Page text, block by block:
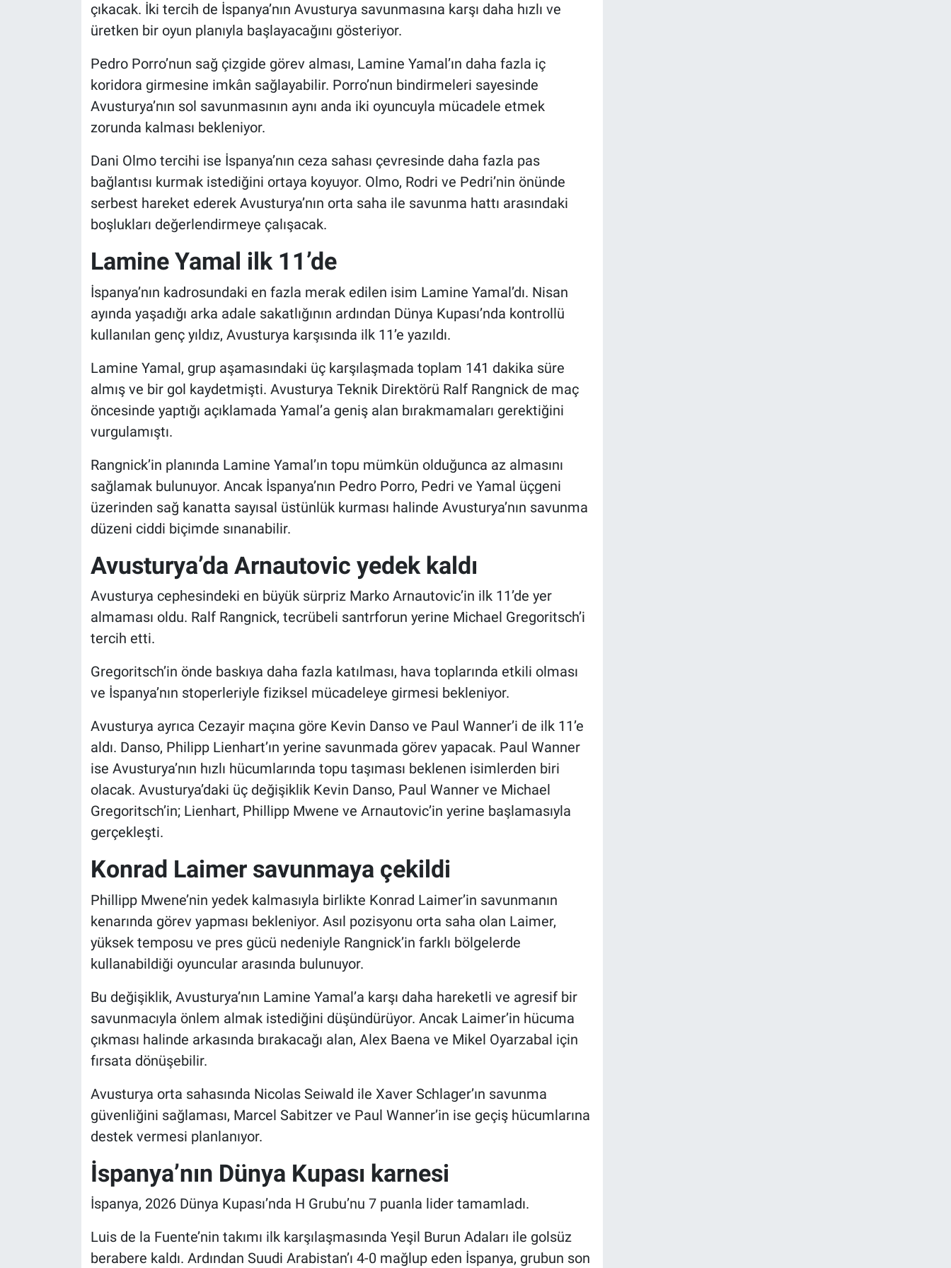
çıkacak. İki tercih de İspanya’nın Avusturya savunmasına karşı daha hızlı ve
üretken bir oyun planıyla başlayacağını gösteriyor.
Pedro Porro’nun sağ çizgide görev alması, Lamine Yamal’ın daha fazla iç
koridora girmesine imkân sağlayabilir. Porro’nun bindirmeleri sayesinde
Avusturya’nın sol savunmasının aynı anda iki oyuncuyla mücadele etmek
zorunda kalması bekleniyor.
Dani Olmo tercihi ise İspanya’nın ceza sahası çevresinde daha fazla pas
bağlantısı kurmak istediğini ortaya koyuyor. Olmo, Rodri ve Pedri’nin önünde
serbest hareket ederek Avusturya’nın orta saha ile savunma hattı arasındaki
boşlukları değerlendirmeye çalışacak.
Lamine Yamal ilk 11’de
İspanya’nın kadrosundaki en fazla merak edilen isim Lamine Yamal’dı. Nisan
ayında yaşadığı arka adale sakatlığının ardından Dünya Kupası’nda kontrollü
kullanılan genç yıldız, Avusturya karşısında ilk 11’e yazıldı.
Lamine Yamal, grup aşamasındaki üç karşılaşmada toplam 141 dakika süre
almış ve bir gol kaydetmişti. Avusturya Teknik Direktörü Ralf Rangnick de maç
öncesinde yaptığı açıklamada Yamal’a geniş alan bırakmamaları gerektiğini
vurgulamıştı.
Rangnick’in planında Lamine Yamal’ın topu mümkün olduğunca az almasını
sağlamak bulunuyor. Ancak İspanya’nın Pedro Porro, Pedri ve Yamal üçgeni
üzerinden sağ kanatta sayısal üstünlük kurması halinde Avusturya’nın savunma
düzeni ciddi biçimde sınanabilir.
Avusturya’da Arnautovic yedek kaldı
Avusturya cephesindeki en büyük sürpriz Marko Arnautovic’in ilk 11’de yer
almaması oldu. Ralf Rangnick, tecrübeli santrforun yerine Michael Gregoritsch’i
tercih etti.
Gregoritsch’in önde baskıya daha fazla katılması, hava toplarında etkili olması
ve İspanya’nın stoperleriyle fiziksel mücadeleye girmesi bekleniyor.
Avusturya ayrıca Cezayir maçına göre Kevin Danso ve Paul Wanner’i de ilk 11’e
aldı. Danso, Philipp Lienhart’ın yerine savunmada görev yapacak. Paul Wanner
ise Avusturya’nın hızlı hücumlarında topu taşıması beklenen isimlerden biri
olacak. Avusturya’daki üç değişiklik Kevin Danso, Paul Wanner ve Michael
Gregoritsch’in; Lienhart, Phillipp Mwene ve Arnautovic’in yerine başlamasıyla
gerçekleşti.
Konrad Laimer savunmaya çekildi
Phillipp Mwene’nin yedek kalmasıyla birlikte Konrad Laimer’in savunmanın
kenarında görev yapması bekleniyor. Asıl pozisyonu orta saha olan Laimer,
yüksek temposu ve pres gücü nedeniyle Rangnick’in farklı bölgelerde
kullanabildiği oyuncular arasında bulunuyor.
Bu değişiklik, Avusturya’nın Lamine Yamal’a karşı daha hareketli ve agresif bir
savunmacıyla önlem almak istediğini düşündürüyor. Ancak Laimer’in hücuma
çıkması halinde arkasında bırakacağı alan, Alex Baena ve Mikel Oyarzabal için
fırsata dönüşebilir.
Avusturya orta sahasında Nicolas Seiwald ile Xaver Schlager’ın savunma
güvenliğini sağlaması, Marcel Sabitzer ve Paul Wanner’in ise geçiş hücumlarına
destek vermesi planlanıyor.
İspanya’nın Dünya Kupası karnesi
İspanya, 2026 Dünya Kupası’nda H Grubu’nu 7 puanla lider tamamladı.
Luis de la Fuente’nin takımı ilk karşılaşmasında Yeşil Burun Adaları ile golsüz
berabere kaldı. Ardından Suudi Arabistan’ı 4-0 mağlup eden İspanya, grubun son